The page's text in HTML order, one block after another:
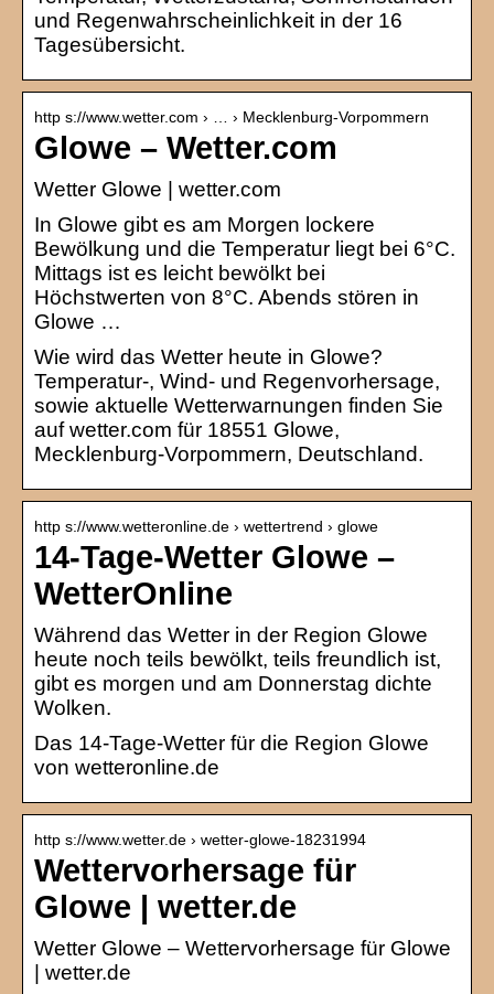
und Regenwahrscheinlichkeit in der 16
Tagesübersicht.
http s://www.wetter.com › … › Mecklenburg-Vorpommern
Glowe – Wetter.com
Wetter Glowe | wetter.com
In Glowe gibt es am Morgen lockere
Bewölkung und die Temperatur liegt bei 6°C.
Mittags ist es leicht bewölkt bei
Höchstwerten von 8°C. Abends stören in
Glowe …
Wie wird das Wetter heute in Glowe?
Temperatur-, Wind- und Regenvorhersage,
sowie aktuelle Wetterwarnungen finden Sie
auf wetter.com für 18551 Glowe,
Mecklenburg-Vorpommern, Deutschland.
http s://www.wetteronline.de › wettertrend › glowe
14-Tage-Wetter Glowe –
WetterOnline
Während das Wetter in der Region Glowe
heute noch teils bewölkt, teils freundlich ist,
gibt es morgen und am Donnerstag dichte
Wolken.
Das 14-Tage-Wetter für die Region Glowe
von wetteronline.de
http s://www.wetter.de › wetter-glowe-18231994
Wettervorhersage für
Glowe | wetter.de
Wetter Glowe – Wettervorhersage für Glowe
| wetter.de